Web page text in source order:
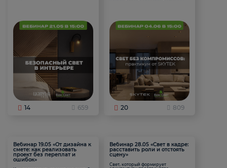
14 659 20 809
Вебинар 19.05 «От дизайна к
смете: как реализовать
проект без переплат и
ошибок»
Вебинар 28.05 «Свет в кадре:
расставить роли и отстоять
сцену»
Свет, который формирует